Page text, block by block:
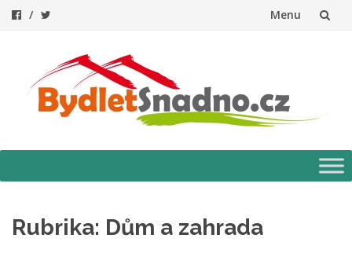
Menu
obsah
Rubrika: Dům a zahrada